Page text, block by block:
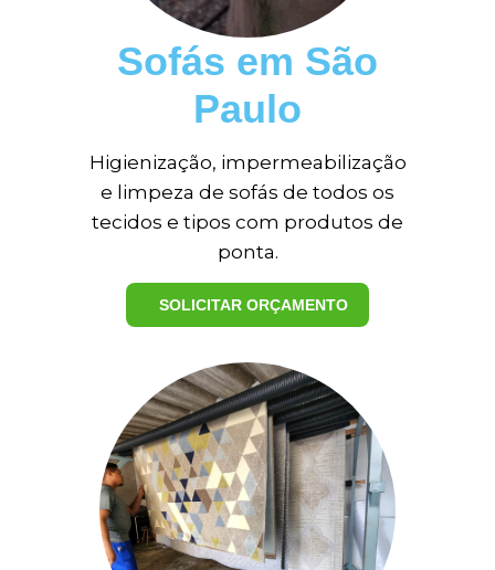
Sofás em São
Paulo
Higienização, impermeabilização
e limpeza de sofás de todos os
tecidos e tipos com produtos de
ponta.
SOLICITAR ORÇAMENTO